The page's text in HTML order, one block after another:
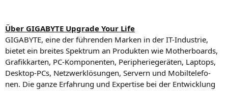
Über GIGABYTE Upgrade Your Life
GIGABYTE, eine der füh­ren­den Mar­ken in der IT-Indus­trie,
bie­tet ein brei­tes Spek­trum an Pro­duk­ten wie Mother­boards,
Gra­fik­kar­ten, PC-Kom­po­nen­ten, Peri­phe­rie­ge­rä­ten, Lap­tops,
Desk­top-PCs, Netz­werk­lö­sun­gen, Ser­vern und Mobil­te­le­fo­
nen. Die gan­ze Erfah­rung und Exper­ti­se bei der Ent­wick­lung